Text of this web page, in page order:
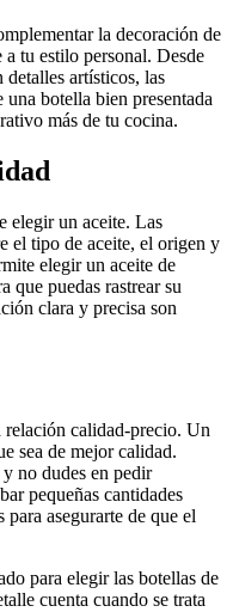
la decoración de
tu estilo personal. Desde
detalles artísticos, las
botella bien presentada
más de tu cocina.
elegir un aceite. Las
el tipo de aceite, el origen y
elegir un aceite de
que puedas rastrear su
clara y precisa son
relación calidad-precio. Un
sea de mejor calidad.
no dudes en pedir
pequeñas cantidades
para asegurarte de que el
para elegir las botellas de
cuenta cuando se trata